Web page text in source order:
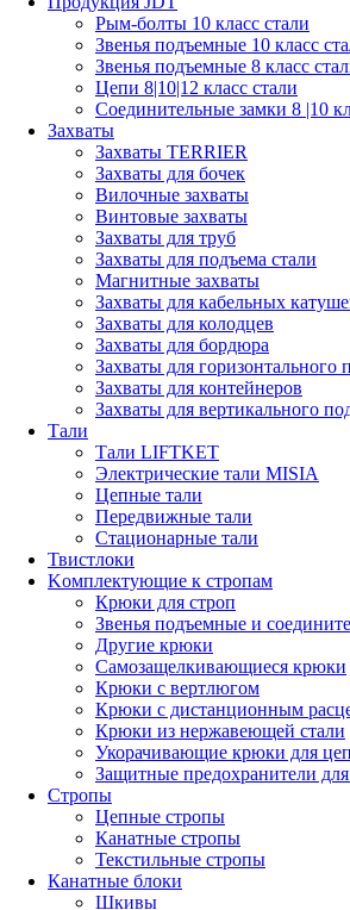
Рым-болты 10 класс стали
Звенья подъемные 10 класс
Звенья подъемные 8 класс
Цепи 8|10|12 класс стали
Соединительные замки 8 |10
Захваты
Захваты TERRIER
Захваты для бочек
Вилочные захваты
Винтовые захваты
Захваты для труб
Захваты для подъема стали
Магнитные захваты
Захваты для кабельных
Захваты для колодцев
Захваты для бордюра
Захваты для горизонтального
Захваты для контейнеров
Захваты для вертикального
Тали
Тали LIFTKET
Электрические тали MISIA
Цепные тали
Передвижные тали
Стационарные тали
Твистлоки
Kомплектующие к стропам
Крюки для строп
Звенья подъемные и
Другие крюки
Самозащелкивающиеся крюки
Крюки с вертлюгом
Крюки с дистанционным
Крюки из нержавеющей стали
Укорачивающие крюки для
Защитные предохранители
Стропы
Цепные стропы
Канатные стропы
Текстильные стропы
Канатные блоки
Шкивы